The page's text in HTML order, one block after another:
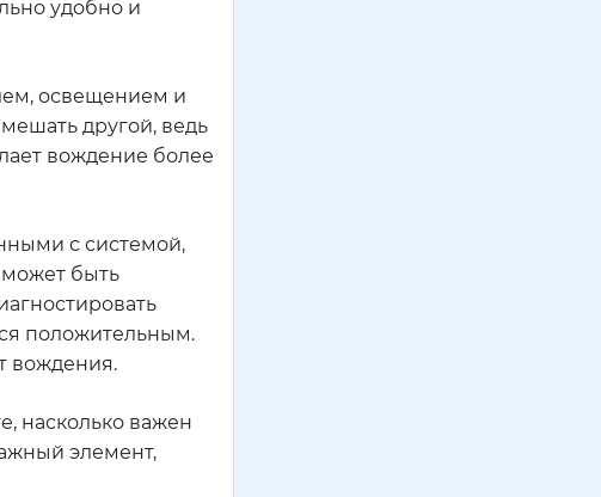
удобно и
освещением и
другой, ведь
вождение более
с системой,
быть
положительным.
вождения.
насколько важен
элемент,